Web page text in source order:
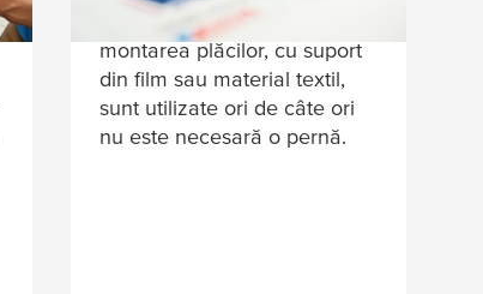
Benzile adezive
montarea plăcilor, cu suport
din film sau material textil,
sunt utilizate ori de câte ori
nu este necesară o pernă.